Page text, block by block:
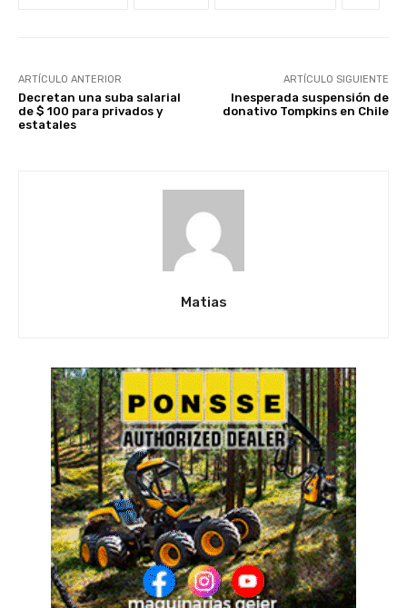
ARTÍCULO ANTERIOR
Decretan una suba salarial
de $ 100 para privados y
estatales
ARTÍCULO SIGUIENTE
Inesperada suspensión de
donativo Tompkins en Chile
Matias